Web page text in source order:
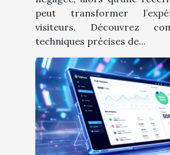
peut transformer
visiteurs. Découvrez
techniques précises de...